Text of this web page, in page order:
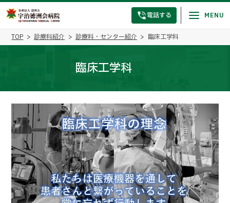
電話する
TOP 診療科紹介 診療科・センター紹介 臨床工学科
臨床工学科